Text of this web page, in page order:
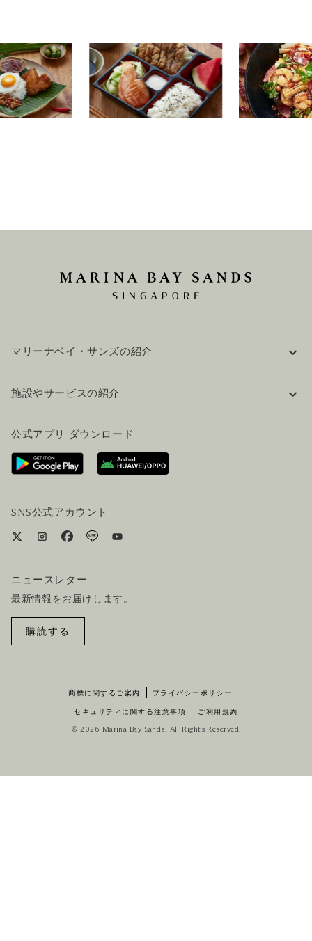
マリーナベイ・サンズの紹介
採用情報
お問い合わせ
施設やサービスの紹介
ご来場にあたって
ホテルへのアクセス
ビジター向けサービス
公式アプリ ダウンロード
SNS公式アカウント
ニュースレター
最新情報をお届けします。
購読する
商標に関するご案内 プライバシーポリシー
セキュリティに関する注意事項 ご利用規約
© 2026 Marina Bay Sands. All Rights Reserved.